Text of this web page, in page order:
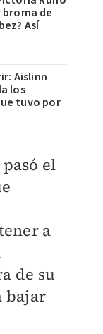
de
Así
Aislinn
los
tuvo por
el
a
de su
bajar